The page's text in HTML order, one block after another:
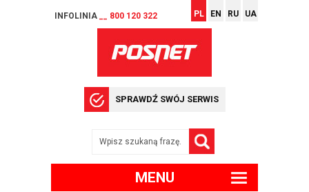
INFOLINIA __ 800 120 322 PL EN RU UA
SPRAWDŹ SWÓJ SERWIS
MENU